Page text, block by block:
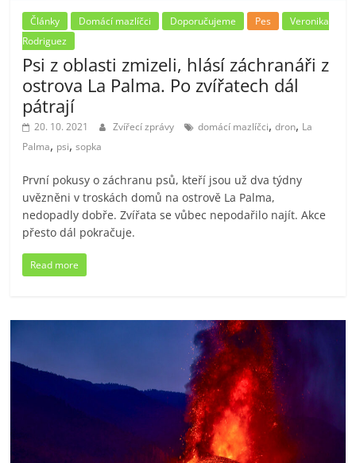
Články Domácí mazlíčci Doporučujeme Pes
Veronika
Rodriguez
Psi z oblasti zmizeli, hlásí záchranáři z
ostrova La Palma. Po zvířatech dál
pátrají
20. 10. 2021 Zvířecí zprávy domácí mazlíčci,dron, La
Palma, psi,sopka
První pokusy o záchranu psů, kteří jsou už dva týdny
uvězněni v troskách domů na ostrově La Palma,
nedopadly dobře. Zvířata se vůbec nepodařilo najít. Akce
přesto dál pokračuje.
Read more